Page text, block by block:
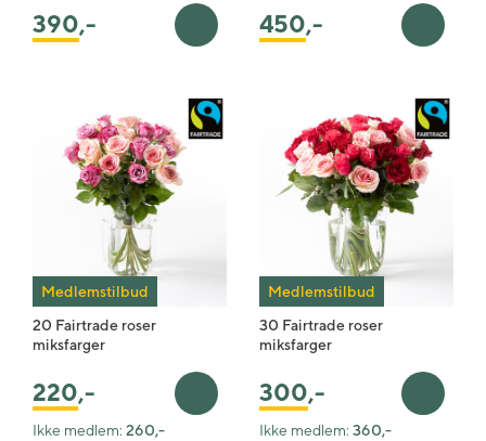
390,- Legg i handlekurv
450,- Legg i
Medlemstilbud
20 Fairtrade roser
miksfarger
220,- Legg i handlekurv
Ikke medlem: 260,-
Medlemstilbud
30 Fairtrade roser
miksfarger
300,- Legg i
Ikke medlem: 360,-